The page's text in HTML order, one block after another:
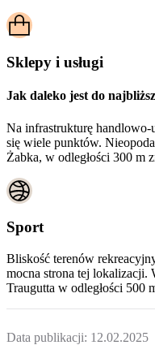
Sklepy i usługi
Jak daleko jest do
Na infrastrukturę handlowo-
się wiele punktów.
Żabka, w odległości 300 m
Sport
Bliskość terenów
mocna strona tej
Traugutta w odległości 500
Data publikacji: 12.02.2025